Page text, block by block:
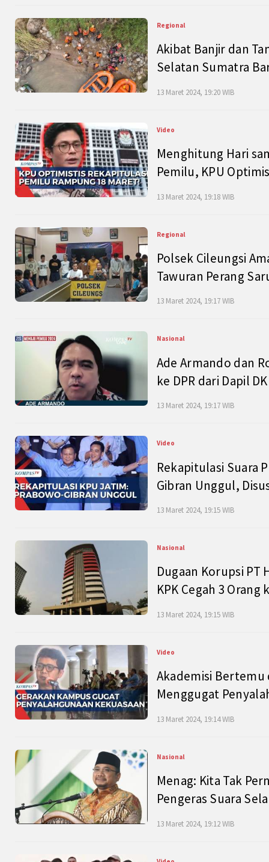
Regional
Akibat Banjir dan
Selatan Sumatra
13 Maret 2024, 19:20 WIB
Video
Menghitung Hari
Pemilu, KPU
13 Maret 2024, 19:18 WIB
Regional
Polsek Cileungsi
Tawuran Perang
13 Maret 2024, 19:17 WIB
Nasional
Ade Armando dan
ke DPR dari Dapil
13 Maret 2024, 19:17 WIB
Video
Rekapitulasi Suara
Gibran Unggul,
13 Maret 2024, 19:15 WIB
Nasional
Dugaan Korupsi PT
KPK Cegah 3 Orang
13 Maret 2024, 19:15 WIB
Video
Akademisi Bertemu
Menggugat
13 Maret 2024, 19:14 WIB
Nasional
Menag: Kita Tak
Pengeras Suara
13 Maret 2024, 19:12 WIB